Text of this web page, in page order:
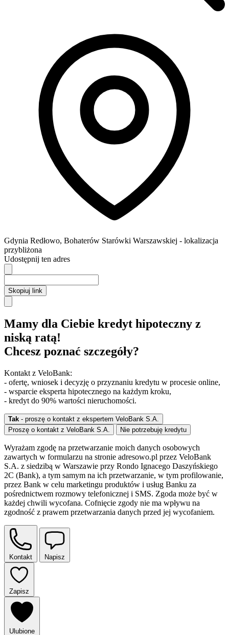
Gdynia Redłowo, Bohaterów Starówki Warszawskiej - lokalizacja
przybliżona
Udostępnij ten adres
Skopiuj link
Mamy dla Ciebie kredyt hipoteczny z
niską ratą!
Chcesz poznać szczegóły?
Kontakt z VeloBank:
- ofertę, wniosek i decyzję o przyznaniu kredytu w procesie online,
- wsparcie eksperta hipotecznego na każdym kroku,
- kredyt do 90% wartości nieruchomości.
Tak - proszę o kontakt z ekspertem VeloBank S.A.
Proszę o kontakt z VeloBank S.A.
Nie potrzebuję kredytu
Wyrażam zgodę na przetwarzanie moich danych osobowych
zawartych w formularzu na stronie adresowo.pl przez VeloBank
S.A. z siedzibą w Warszawie przy Rondo Ignacego Daszyńskiego
2C (Bank), a tym samym na ich przetwarzanie, w tym profilowanie,
przez Bank w celu marketingu produktów i usług Banku za
pośrednictwem rozmowy telefonicznej i SMS. Zgoda może być w
każdej chwili wycofana. Cofnięcie zgody nie ma wpływu na
zgodność z prawem przetwarzania danych przed jej wycofaniem.
Kontakt Napisz
Zapisz
Ulubione